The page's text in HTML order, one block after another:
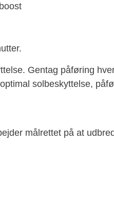
Gentag påføring
solbeskyttelse,
målrettet på at